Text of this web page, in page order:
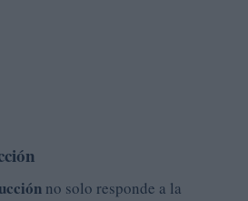
no solo responde a la